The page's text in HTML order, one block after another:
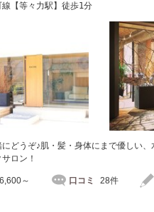
【等々力駅】徒歩1分
どうぞ♪肌・髪・身体にまで優しい
ロン！
～ 口コミ 28件